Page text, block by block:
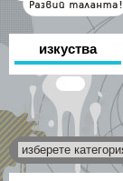
изкуства